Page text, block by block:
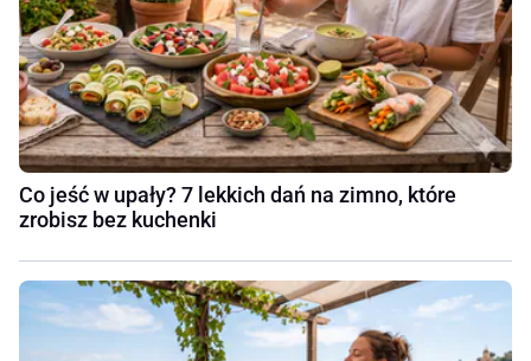
Co jeść w upały? 7 lekkich dań na zimno, które
zrobisz bez kuchenki